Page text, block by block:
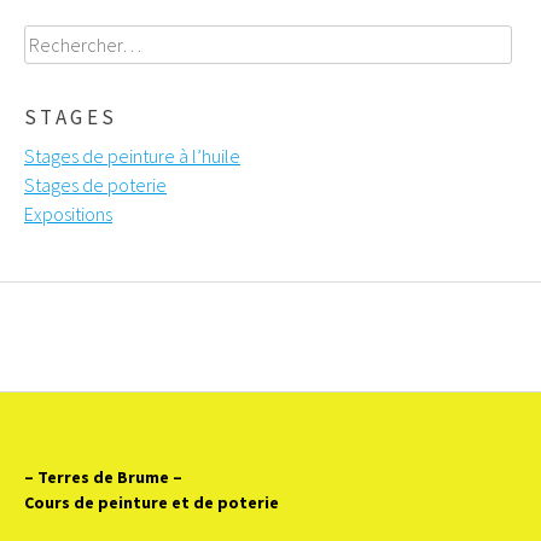
Rechercher :
STAGES
Stages de peinture à l’huile
Stages de poterie
Expositions
– Terres de Brume –
Cours de peinture et de poterie